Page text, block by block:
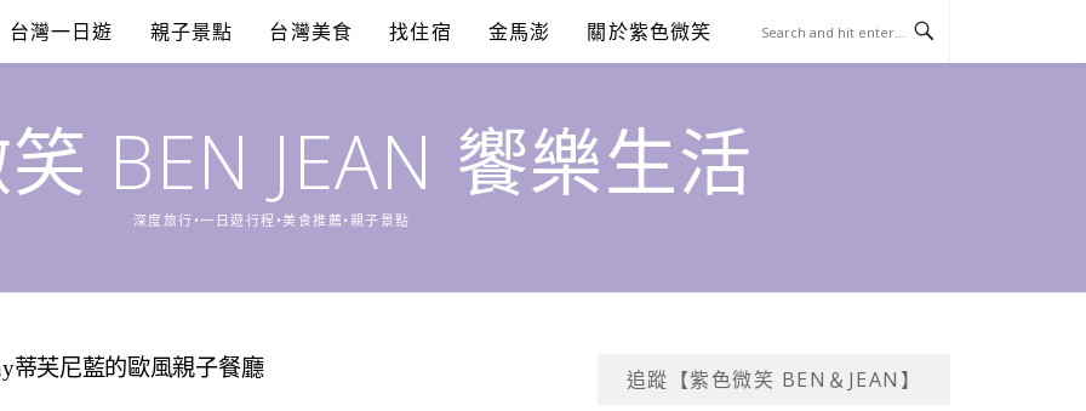
台灣一日遊 親子景點 台灣美食 找住宿 金馬澎 關於紫色微笑
BEN JEAN 饗樂生活
深度旅行•一日遊行程•美食推薦•親子景點
芙尼藍的歐風親子餐廳 追蹤【紫色微笑 BEN＆JEAN】